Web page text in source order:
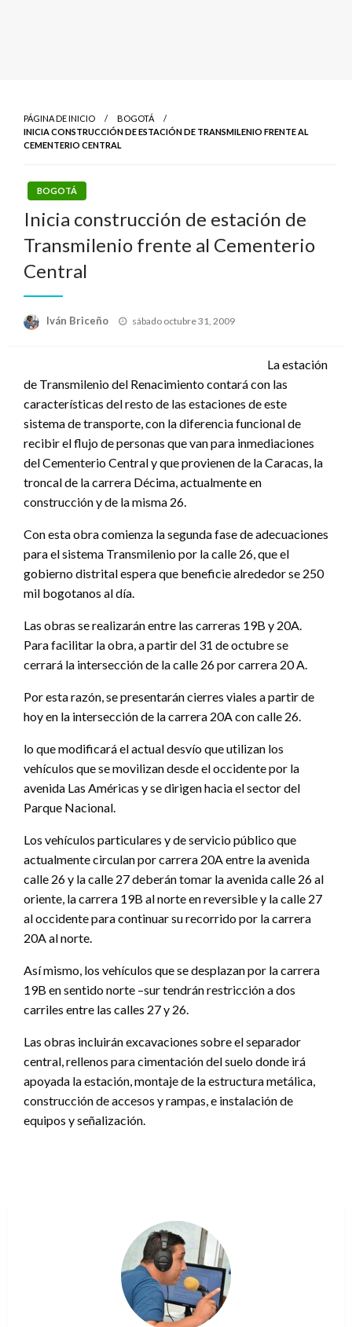
PÁGINA DE INICIO
BOGOTÁ
INICIA CONSTRUCCIÓN DE ESTACIÓN DE TRANSMILENIO FRENTE AL
CEMENTERIO CENTRAL
BOGOTÁ
Inicia construcción de estación de
Transmilenio frente al Cementerio
Central
Iván Briceño
Publicado
sábado octubre 31, 2009
La estación
de Transmilenio del Renacimiento contará con las
características del resto de las estaciones de este
sistema de transporte, con la diferencia funcional de
recibir el flujo de personas que van para inmediaciones
del Cementerio Central y que provienen de la Caracas, la
troncal de la carrera Décima, actualmente en
construcción y de la misma 26.
Con esta obra comienza la segunda fase de adecuaciones
para el sistema Transmilenio por la calle 26, que el
gobierno distrital espera que beneficie alrededor se 250
mil bogotanos al día.
Las obras se realizarán entre las carreras 19B y 20A.
Para facilitar la obra, a partir del 31 de octubre se
cerrará la intersección de la calle 26 por carrera 20 A.
Por esta razón, se presentarán cierres viales a partir de
hoy en la intersección de la carrera 20A con calle 26.
lo que modificará el actual desvío que utilizan los
vehículos que se movilizan desde el occidente por la
avenida Las Américas y se dirigen hacia el sector del
Parque Nacional.
Los vehículos particulares y de servicio público que
actualmente circulan por carrera 20A entre la avenida
calle 26 y la calle 27 deberán tomar la avenida calle 26 al
oriente, la carrera 19B al norte en reversible y la calle 27
al occidente para continuar su recorrido por la carrera
20A al norte.
Así mismo, los vehículos que se desplazan por la carrera
19B en sentido norte –sur tendrán restricción a dos
carriles entre las calles 27 y 26.
Las obras incluirán excavaciones sobre el separador
central, rellenos para cimentación del suelo donde irá
apoyada la estación, montaje de la estructura metálica,
construcción de accesos y rampas, e instalación de
equipos y señalización.